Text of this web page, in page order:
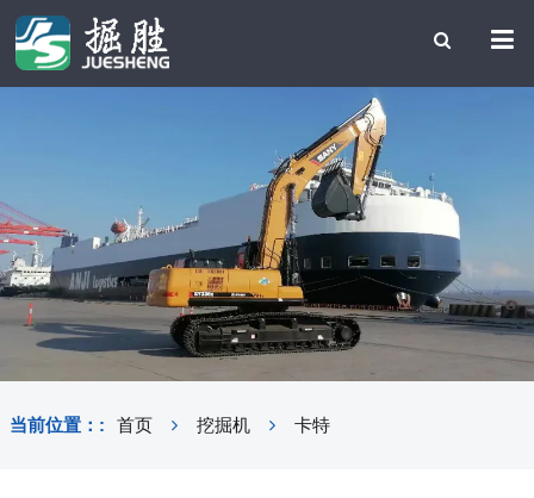
当前位置：: 首页 挖掘机 卡特